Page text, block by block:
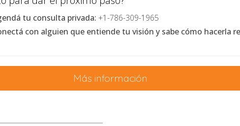
valor, como joyas, obras de arte o equipos electrónicos,
te protege en caso de que alguien resulte herido en tu
a evaluar tus necesidades y a encontrar un seguro de
tu consulta privada: +1-786-309-1965
con alguien que entiende tu visión y sabe cómo hacerla
Más información